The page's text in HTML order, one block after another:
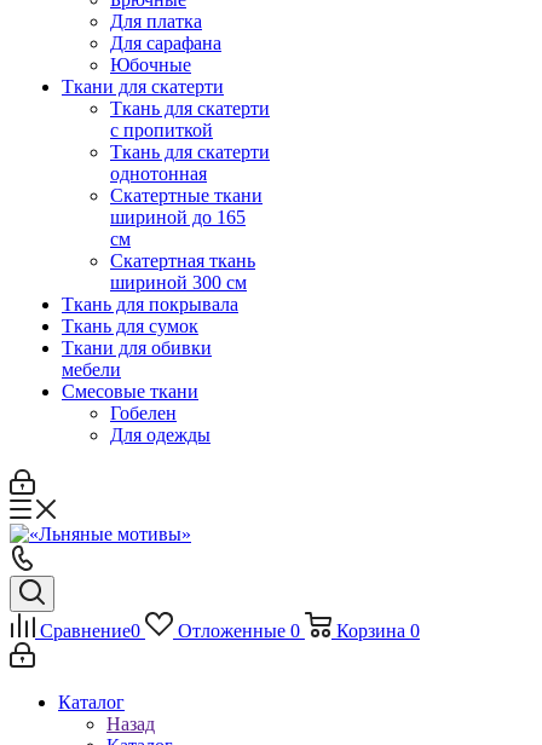
Для платка
Для сарафана
Юбочные
Ткани для скатерти
Ткань для скатерти
с пропиткой
Ткань для скатерти
однотонная
Скатертные ткани
шириной до 165
см
Скатертная ткань
шириной 300 см
Ткань для покрывала
Ткань для сумок
Ткани для обивки
мебели
Смесовые ткани
Гобелен
Для одежды
Сравнение0 Отложенные 0 Корзина 0
Каталог
Назад